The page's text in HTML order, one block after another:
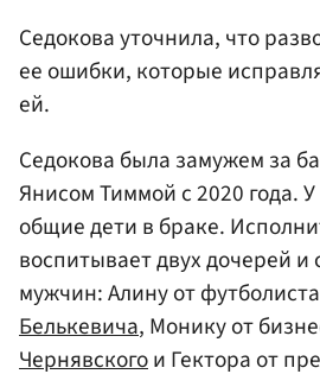
Седокова уточнила, что
ее ошибки, которые
ей.
Седокова была замужем за
Янисом Тиммой с 2020 года.
общие дети в браке.
воспитывает двух дочерей и
мужчин: Алину от футболиста
Белькевича, Монику от
Чернявскогои Гектора от